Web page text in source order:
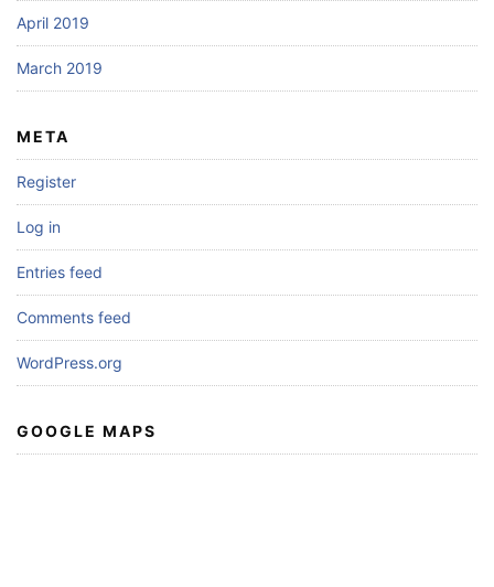
April 2019
March 2019
META
Register
Log in
Entries feed
Comments feed
WordPress.org
GOOGLE MAPS